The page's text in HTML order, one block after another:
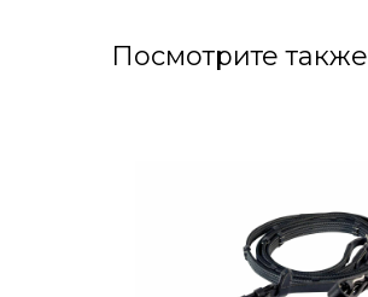
Посмотрите также